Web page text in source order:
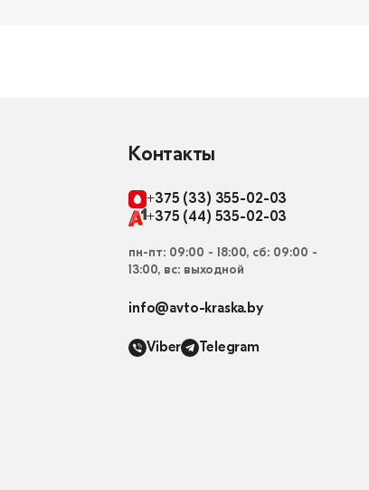
Контакты
+375 (33) 355-02-03
+375 (44) 535-02-03
пн-пт: 09:00 - 18:00, сб: 09:00 -
13:00, вс: выходной
info@avto-kraska.by
Viber Telegram